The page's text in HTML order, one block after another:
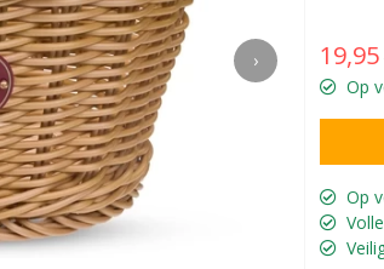
› 19,95
Op
Op